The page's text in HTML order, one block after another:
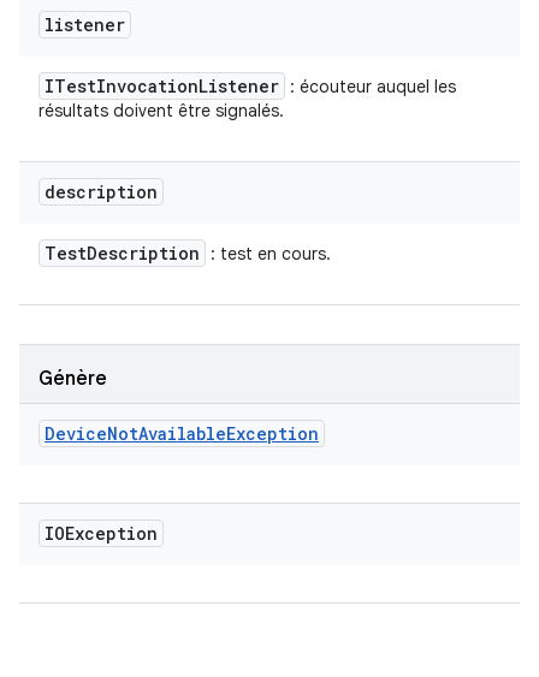
listener
ITestInvocationListener : écouteur auquel les
résultats doivent être signalés.
description
TestDescription : test en cours.
Génère
DeviceNotAvailableException
IOException